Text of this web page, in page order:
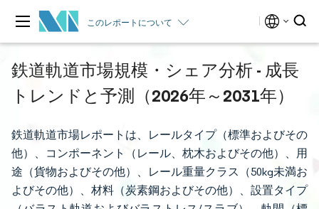
このレポートについて
鉄道軌道市場規模・シェア分析 - 成長
トレンドと予測（2026年～2031年）
鉄道軌道市場レポートは、レールタイプ（標準およびその
他）、コンポーネント（レール、枕木およびその他）、用
途（貨物およびその他）、レール重量クラス（50kg未満お
よびその他）、材料（炭素鋼およびその他）、設置タイプ